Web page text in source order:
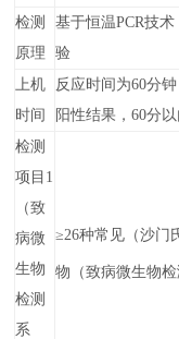
检测
原理
基于恒温PCR技
验
上机
时间
反应时间为60分
阳性结果，60分
检测
项目1
（致
病微
生物
检测
系
≥26种常见（沙门
物（致病微生物